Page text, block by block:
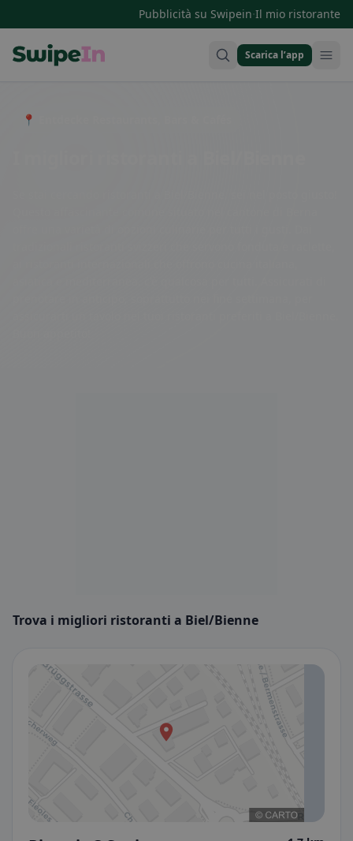
Pubblicità su Swipein·Il mio ristorante
Scarica l’app
📍 Entdecke Restaurants, Bars & Cafés
Trova i migliori ristoranti a Biel/Bienne